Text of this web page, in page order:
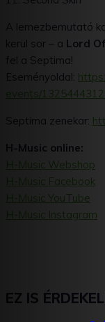
A lemezbemutató
kerül sor – a Lord
fel a Septima!
Eseményoldal:
events/
Septima zenekar:
H-Music online:
H-Music Webshop
H-Music Facebook
H-Music YouTube
H-Music Instagram
EZ IS